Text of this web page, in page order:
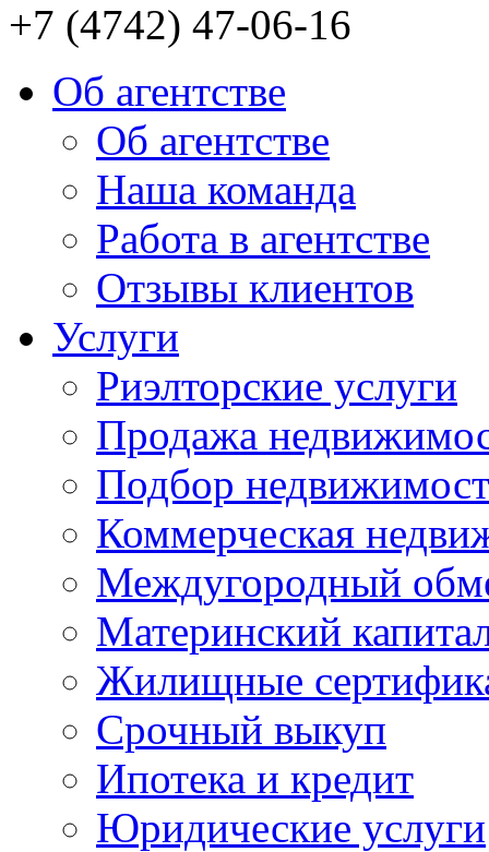
+7 (4742) 47-06-16
Об агентстве
Об агентстве
Наша команда
Работа в агентстве
Отзывы клиентов
Услуги
Риэлторские услуги
Продажа
Подбор
Коммерческая
Междугородный
Материнский
Жилищные
Срочный выкуп
Ипотека и кредит
Юридические услуги